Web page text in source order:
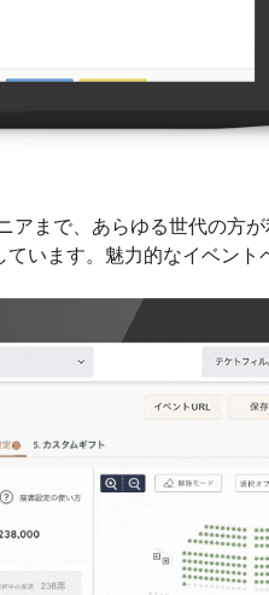
まで、あらゆる世代の方
います。魅力的なイベント